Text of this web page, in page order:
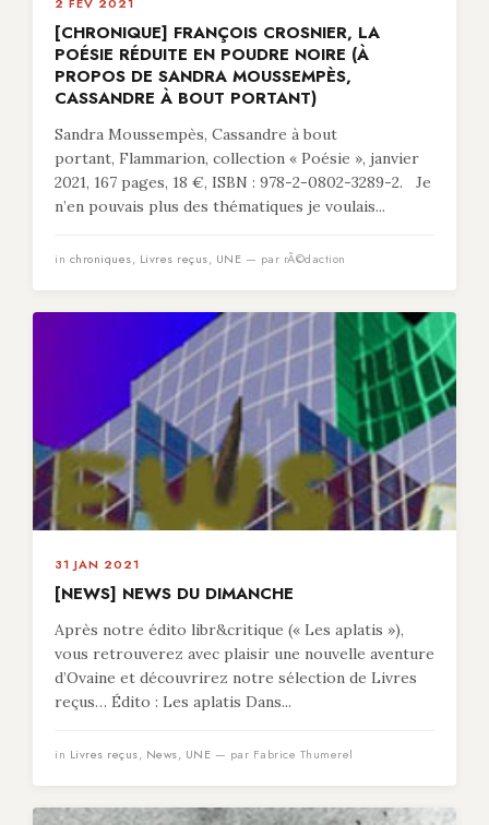
[CHRONIQUE] FRANÇOIS CROSNIER, LA
POÉSIE RÉDUITE EN POUDRE NOIRE (À
PROPOS DE SANDRA MOUSSEMPÈS,
CASSANDRE À BOUT PORTANT)
Sandra Moussempès, Cassandre à bout
portant, Flammarion, collection « Poésie », janvier
2021, 167 pages, 18 €, ISBN : 978-2-0802-3289-2. Je
n’en pouvais plus des thématiques je voulais...
in chroniques, Livres reçus, UNE — par rÃ©daction
31 JAN 2021
[NEWS] NEWS DU DIMANCHE
Après notre édito libr&critique (« Les aplatis »),
vous retrouverez avec plaisir une nouvelle aventure
d’Ovaine et découvrirez notre sélection de Livres
reçus… Édito : Les aplatis Dans...
in Livres reçus, News, UNE — par Fabrice Thumerel